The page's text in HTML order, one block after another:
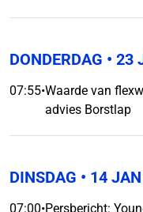
DONDERDAG • 23
07:55•Waarde van
advies Borstlap
DINSDAG • 14
07:00•Persbericht: